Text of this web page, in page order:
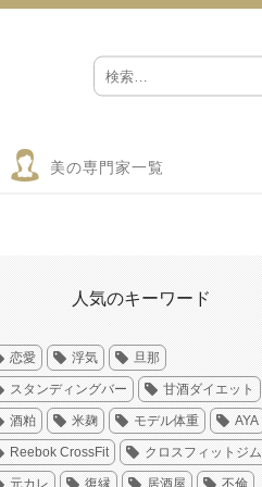
美の専門家一覧
人気のキーワード
恋愛 浮気 旦那
スタンディングバー 甘酒ダイエット
酒粕 米麹 モデル体重 AYA
Reebok CrossFit クロスフィットジム
元カレ 復縁 居酒屋 不倫